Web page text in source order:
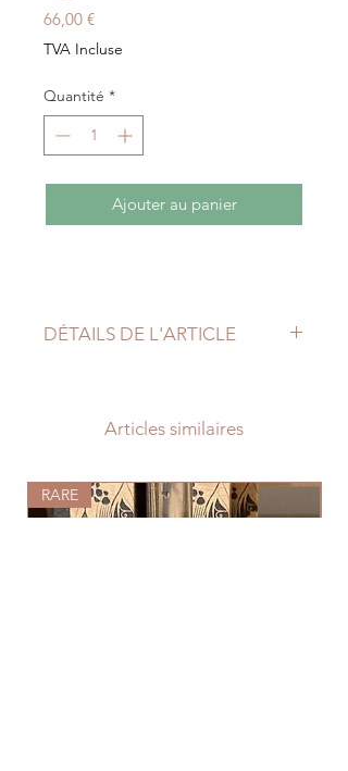
66,00 €Prix
TVA Incluse
Quantité *
Ajouter au panier
DÉTAILS DE L'ARTICLE
Articles similaires
RARE